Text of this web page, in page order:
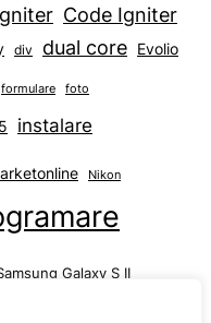
Code Igniter
div dual core Evolio
formulare foto
instalare
Nikon
Galaxy S II